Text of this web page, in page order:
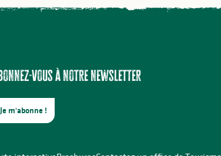
vous à notre newsletter
Je m'abonne !